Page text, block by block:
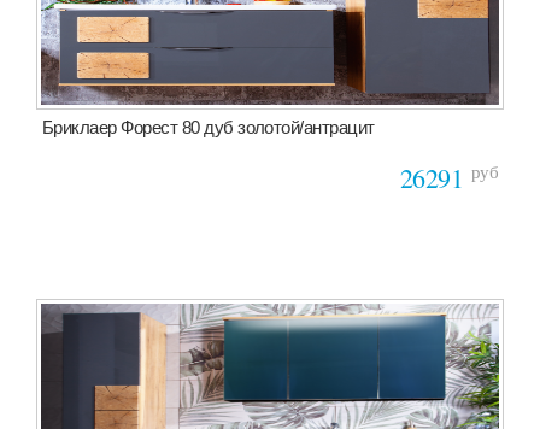
Бриклаер Форест 80 дуб золотой/антрацит
26291 руб